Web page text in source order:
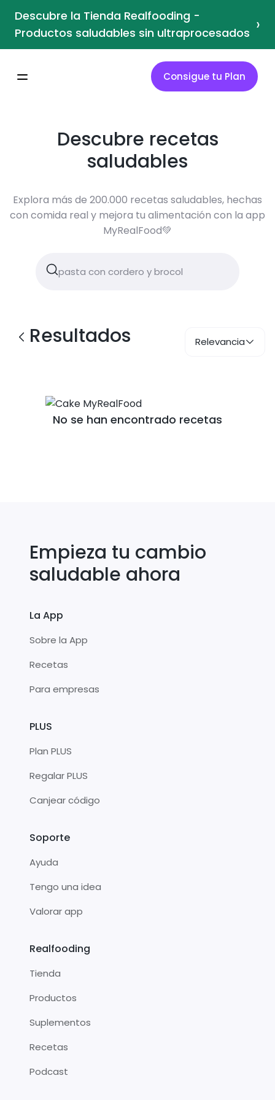
Descubre la Tienda Realfooding -
Productos saludables sin ultraprocesados ›
Consigue tu Plan
Descubre recetas
saludables
Explora más de 200.000 recetas saludables, hechas
con comida real y mejora tu alimentación con la app
MyRealFood💚
Resultados Relevancia
No se han encontrado recetas
Empieza tu cambio
saludable ahora
La App
Sobre la App
Recetas
Para empresas
PLUS
Plan PLUS
Regalar PLUS
Canjear código
Soporte
Ayuda
Tengo una idea
Valorar app
Realfooding
Tienda
Productos
Suplementos
Recetas
Podcast